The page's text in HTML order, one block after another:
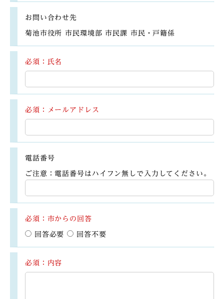
お問い合わせ先
菊池市役所 市民環境部 市民課 市民・戸籍係
必須：氏名
必須：メールアドレス
電話番号
ご注意：電話番号はハイフン無しで入力してください。
必須：市からの回答
回答必要 回答不要
必須：内容